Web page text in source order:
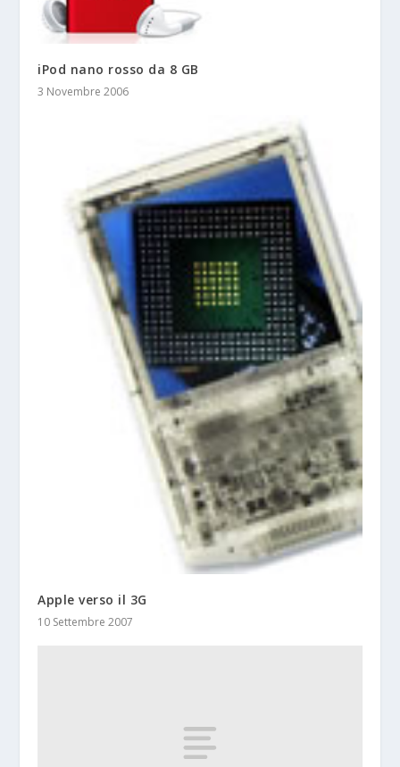
iPod nano rosso da 8 GB
3 Novembre 2006
Apple verso il 3G
10 Settembre 2007